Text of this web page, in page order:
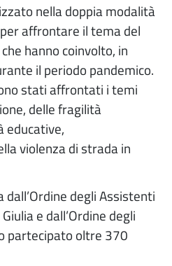
nella doppia modalità
affrontare il tema del
hanno coinvolto, in
il periodo pandemico.
stati affrontati i temi
delle fragilità
educative,
violenza di strada in
degli Assistenti
e dall’Ordine degli
partecipato oltre 370